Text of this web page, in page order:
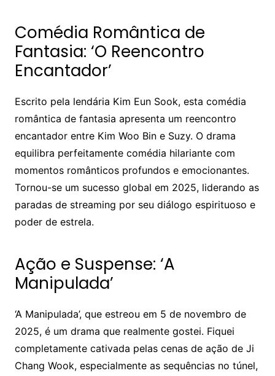
Comédia Romântica de
Fantasia: ‘O Reencontro
Encantador’
Escrito pela lendária Kim Eun Sook, esta comédia
romântica de fantasia apresenta um reencontro
encantador entre Kim Woo Bin e Suzy. O drama
equilibra perfeitamente comédia hilariante com
momentos românticos profundos e emocionantes.
Tornou-se um sucesso global em 2025, liderando as
paradas de streaming por seu diálogo espirituoso e
poder de estrela.
Ação e Suspense: ‘A
Manipulada’
‘A Manipulada’, que estreou em 5 de novembro de
2025, é um drama que realmente gostei. Fiquei
completamente cativada pelas cenas de ação de Ji
Chang Wook, especialmente as sequências no túnel,